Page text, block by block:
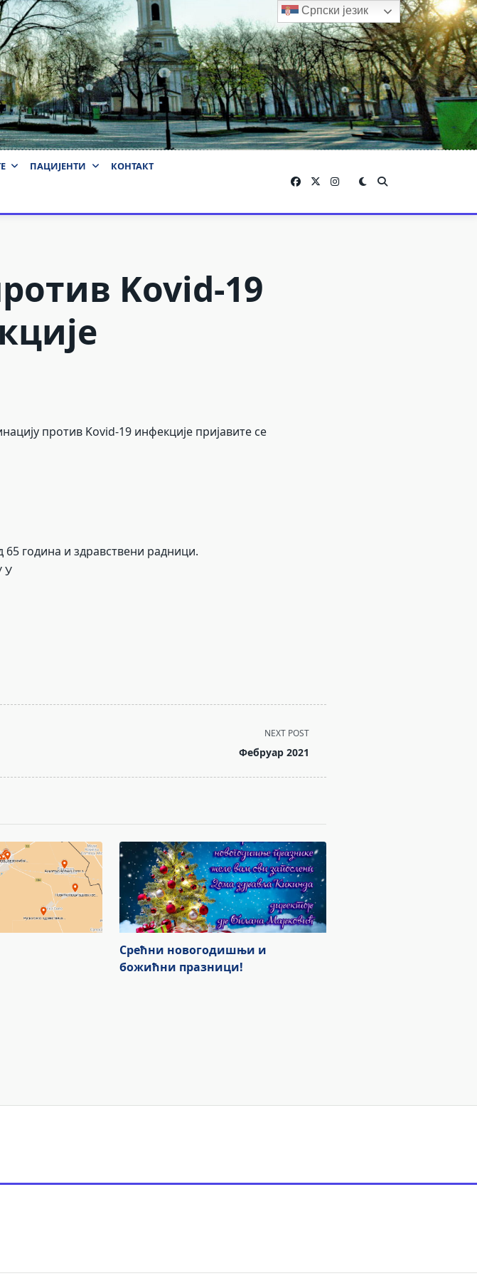
ПАЦИЈЕНТИ КОНТАКТ
Kovid-19
против Kovid-19 инфекције пријавите се
65 година и здравствени радници.
У
NEXT POST
Фебруар 2021
Срећни новогодишњи и
божићни празници!
Српски језик